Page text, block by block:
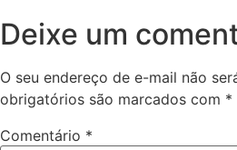
Deixe um
O seu endereço de e-mail não
obrigatórios são marcados com *
Comentário *